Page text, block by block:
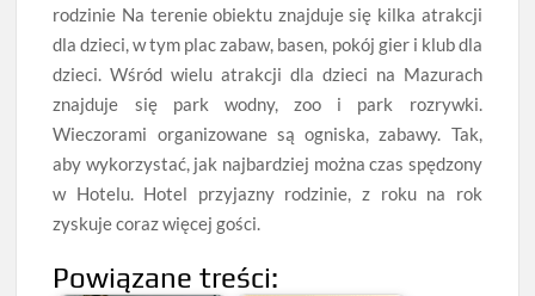
rodzinie Na terenie obiektu znajduje się kilka atrakcji
dla dzieci, w tym plac zabaw, basen, pokój gier i klub dla
dzieci. Wśród wielu atrakcji dla dzieci na Mazurach
znajduje się park wodny, zoo i park rozrywki.
Wieczorami organizowane są ogniska, zabawy. Tak,
aby wykorzystać, jak najbardziej można czas spędzony
w Hotelu. Hotel przyjazny rodzinie, z roku na rok
zyskuje coraz więcej gości.
Powiązane treści: